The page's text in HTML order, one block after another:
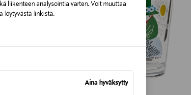
liikenteen analysointia varten. Voit muuttaa
löytyvästä linkistä.
Aina hyväksytty